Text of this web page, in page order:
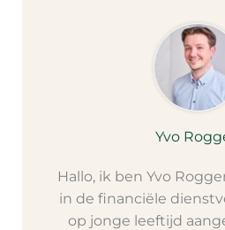
Yvo
Hallo, ik ben Yvo
in de financiële
op jonge leeftijd